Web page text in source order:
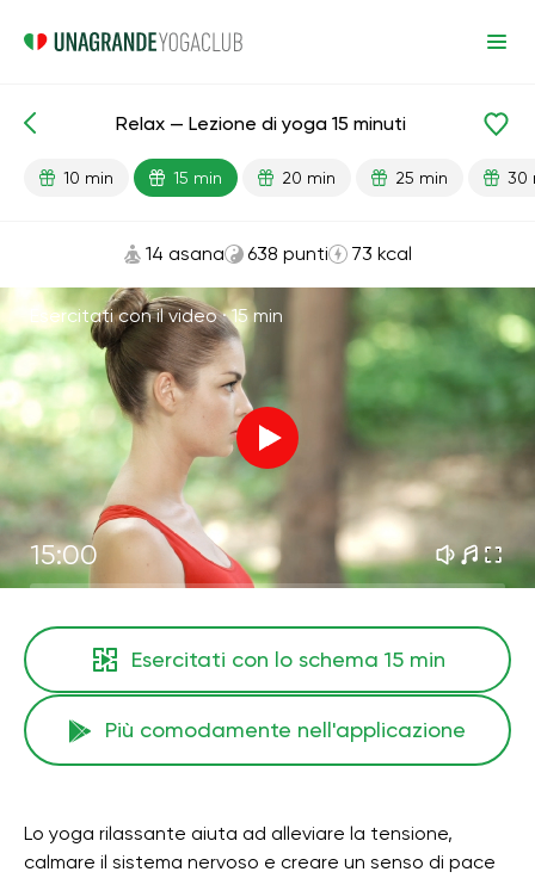
Lezioni pronte Relax
Relax — Lezione di yoga 15 minuti
10 min 15 min 20 min 25 min 30
14 asana 638 punti 73 kcal
Esercitati con il video ·15 min
15:00
Esercitati con lo schema 15 min
Più comodamente nell'applicazione
Lo yoga rilassante aiuta ad alleviare la tensione,
calmare il sistema nervoso e creare un senso di pace